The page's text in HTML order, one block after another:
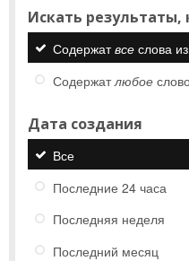
Искать результаты,
Содержатвсе слова
Содержатлюбое
Дата создания
Все
Последние 24 часа
Последняя неделя
Последний месяц